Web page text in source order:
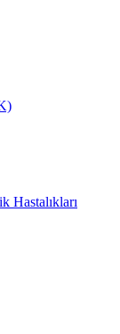
Hastalıkları